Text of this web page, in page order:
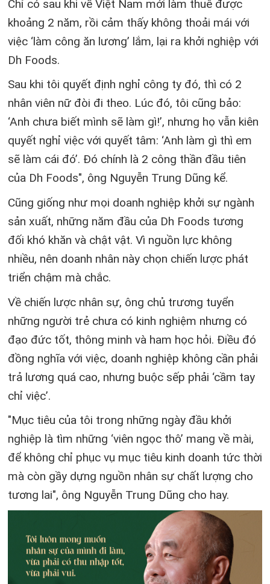
Chỉ có sau khi về Việt Nam mới làm thuê được
khoảng 2 năm, rồi cảm thấy không thoải mái với
việc ‘làm công ăn lương’ lắm, lại ra khởi nghiệp với
Dh Foods.
Sau khi tôi quyết định nghỉ công ty đó, thì có 2
nhân viên nữ đòi đi theo. Lúc đó, tôi cũng bảo:
‘Anh chưa biết mình sẽ làm gì!’, nhưng họ vẫn kiên
quyết nghỉ việc với quyết tâm: ‘Anh làm gì thì em
sẽ làm cái đó’. Đó chính là 2 công thần đầu tiên
của Dh Foods", ông Nguyễn Trung Dũng kể.
Cũng giống như mọi doanh nghiệp khởi sự ngành
sản xuất, những năm đầu của Dh Foods tương
đối khó khăn và chật vật. Vì nguồn lực không
nhiều, nên doanh nhân này chọn chiến lược phát
triển chậm mà chắc.
Về chiến lược nhân sự, ông chủ trương tuyển
những người trẻ chưa có kinh nghiệm nhưng có
đạo đức tốt, thông minh và ham học hỏi. Điều đó
đồng nghĩa với việc, doanh nghiệp không cần phải
trả lương quá cao, nhưng buộc sếp phải ‘cầm tay
chỉ việc’.
"Mục tiêu của tôi trong những ngày đầu khởi
nghiệp là tìm những ‘viên ngọc thô’ mang về mài,
để không chỉ phục vụ mục tiêu kinh doanh tức thời
mà còn gầy dựng nguồn nhân sự chất lượng cho
tương lai", ông Nguyễn Trung Dũng cho hay.